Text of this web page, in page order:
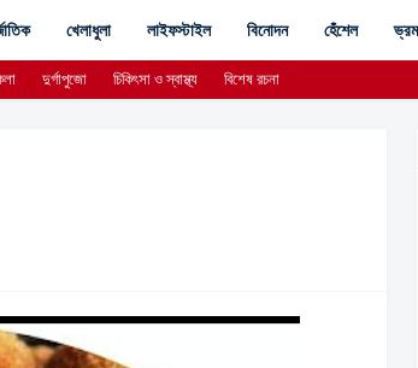
খেলাধুলা লাইফস্টাইল বিনোদন হেঁশেল
দুর্গাপুজো চিকিৎসা ও স্বাস্থ্য বিশেষ রচনা